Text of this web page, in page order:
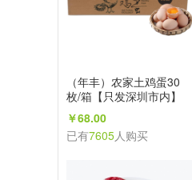
（年丰）农家土鸡蛋30
枚/箱【只发深圳市内】
￥68.00
已有7605人购买